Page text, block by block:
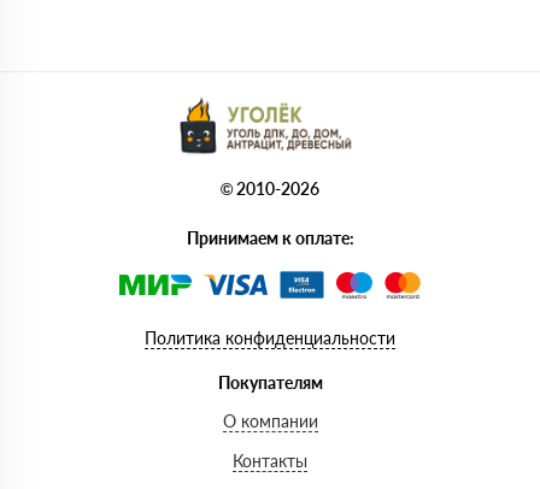
© 2010-2026
Принимаем к оплате:
Политика конфиденциальности
Покупателям
О компании
Контакты